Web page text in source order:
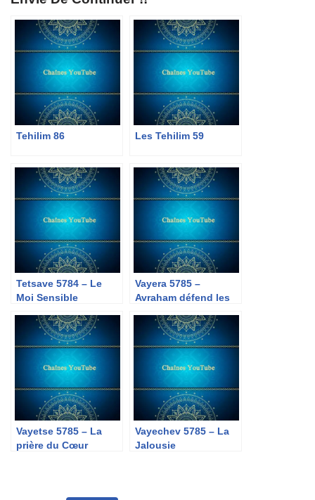
Tehilim 86 Les Tehilim 59
Tetsave 5784 – Le
Moi Sensible
Vayera 5785 –
Avraham défend les
Vayetse 5785 – La
prière du Cœur
Vayechev 5785 – La
Jalousie